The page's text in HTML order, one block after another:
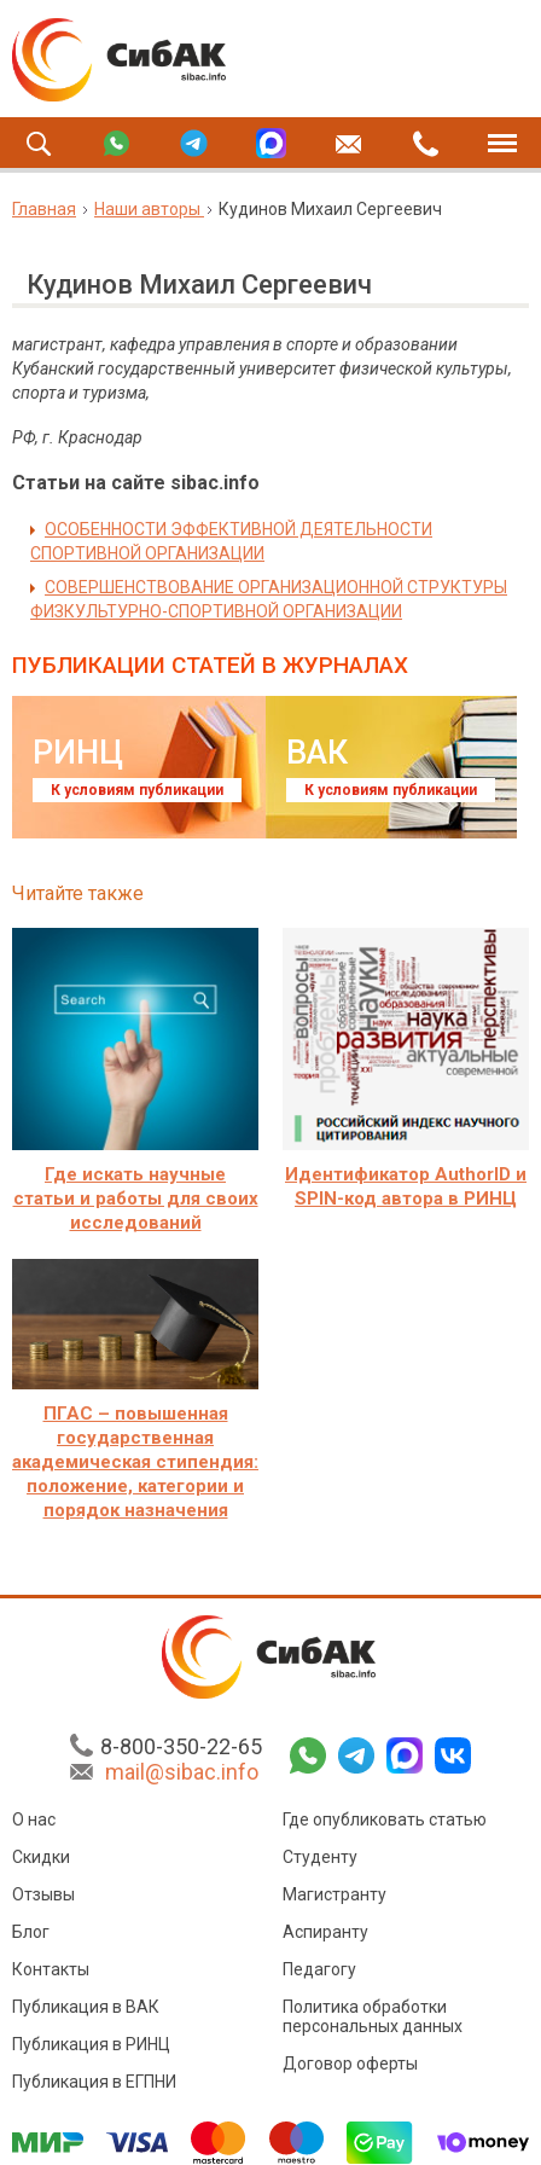
Главная Наши авторы Кудинов Михаил Сергеевич
Кудинов Михаил Сергеевич
магистрант, кафедра управления в спорте и образовании
Кубанский государственный университет физической культуры,
спорта и туризма,
РФ, г. Краснодар
Статьи на сайте sibac.info
ОСОБЕННОСТИ ЭФФЕКТИВНОЙ ДЕЯТЕЛЬНОСТИ
СПОРТИВНОЙ ОРГАНИЗАЦИИ
СОВЕРШЕНСТВОВАНИЕ ОРГАНИЗАЦИОННОЙ СТРУКТУРЫ
ФИЗКУЛЬТУРНО-СПОРТИВНОЙ ОРГАНИЗАЦИИ
ПУБЛИКАЦИИ СТАТЕЙ В ЖУРНАЛАХ
РИНЦ
К условиям публикации
ВАК
К условиям публикации
Читайте также
Где искать научные
статьи и работы для своих
исследований
Идентификатор AuthorID и
SPIN-код автора в РИНЦ
ПГАС – повышенная
государственная
академическая стипендия:
положение, категории и
порядок назначения
8-800-350-22-65
mail@sibac.info
О нас
Скидки
Отзывы
Блог
Контакты
Где опубликовать статью
Студенту
Магистранту
Аспиранту
Педагогу
Публикация в ВАК
Публикация в РИНЦ
Публикация в ЕГПНИ
Политика обработки
персональных данных
Договор оферты